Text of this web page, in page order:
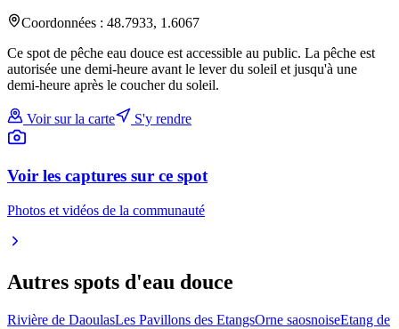
Coordonnées : 48.7933, 1.6067
Ce spot de pêche eau douce est accessible au public. La pêche est
autorisée une demi-heure avant le lever du soleil et jusqu'à une
demi-heure après le coucher du soleil.
Voir sur la carte S'y rendre
Voir les captures sur ce spot
Photos et vidéos de la communauté
Autres spots d'eau douce
Rivière de DaoulasLes Pavillons des EtangsOrne saosnoiseEtang de